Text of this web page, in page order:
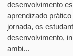
desenvolvimento
aprendizado
jornada, os
desenvolvimento,
ambi...